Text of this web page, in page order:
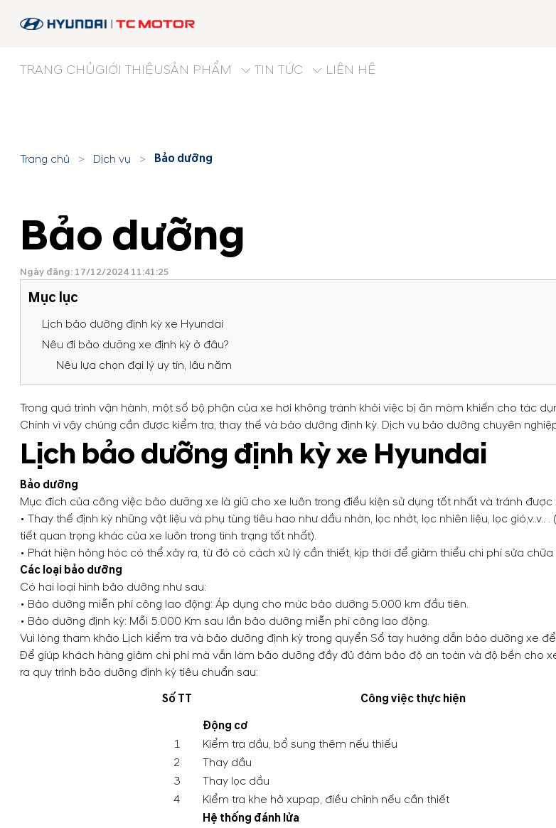
TRANG CHỦGIỚI THIỆUSẢN PHẨM TIN TỨC LIÊN HỆ
Trang chủ > Dịch vụ > Bảo dưỡng
Bảo dưỡng
Ngày đăng: 17/12/2024 11:41:25
Mục lục
Lịch bảo dưỡng định kỳ xe Hyundai
Nêu đi bảo dưỡng xe định kỳ ở đâu?
Nêu lựa chọn đại lý uy tín, lâu năm
Trong quá trình vận hành, một số bộ phận của xe hơi không tránh khỏi việc bị ăn mòm khiến cho tác
Chính vì vậy chúng cần được kiểm tra, thay thế và bảo dưỡng định kỳ. Dịch vụ bảo dưỡng chuyên
Lịch bảo dưỡng định kỳ xe Hyundai
Bảo dưỡng
Mục đích của công việc bảo dưỡng xe là giữ cho xe luôn trong điều kiện sử dụng tốt nhất và tránh được
• Thay thế định kỳ những vật liệu và phụ tùng tiêu hao như dầu nhờn, lọc nhớt, lọc nhiên liệu, lọc
tiết quan trọng khác của xe luôn trong tình trạng tốt nhất).
• Phát hiện hỏng hóc có thể xảy ra, từ đó có cách xử lý cần thiết, kịp thời để giảm thiểu chi phí sửa chữa
Các loại bảo dưỡng
Có hai loại hình bảo dưỡng như sau:
• Bảo dưỡng miễn phí công lao động: Áp dụng cho mức bảo dưỡng 5.000 km đầu tiên.
• Bảo dưỡng định kỳ: Mỗi 5.000 Km sau lần bảo dưỡng miễn phí công lao động.
Vui lòng tham khảo Lịch kiểm tra và bảo dưỡng định kỳ trong quyển Sổ tay hướng dẫn bảo dưỡng xe
Để giúp khách hàng giảm chi phí mà vẫn làm bảo dưỡng đầy đủ đảm bảo độ an toàn và độ bền cho
ra quy trình bảo dưỡng định kỳ tiêu chuẩn sau:
Số TT
Công việc thực hiện
Động cơ
1
Kiểm tra dầu, bổ sung thêm nếu thiếu
2
Thay dầu
3
Thay lọc dầu
4
Kiểm tra khe hở xupap, điều chỉnh nếu cần thiết
Hệ thống đánh lửa